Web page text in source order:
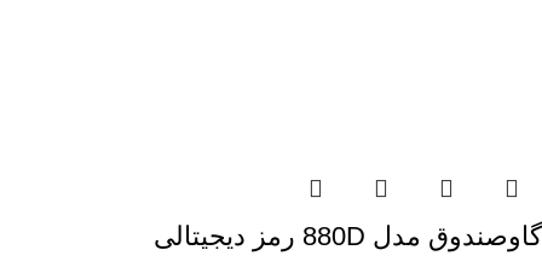
گاوصندوق مدل 880D رمز دیجیتالی